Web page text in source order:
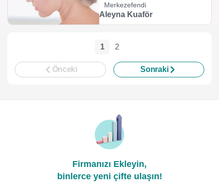
Merkezefendi
Aleyna Kuaför
1 2
Önceki Sonraki
Firmanızı Ekleyin,
binlerce yeni çifte ulaşın!